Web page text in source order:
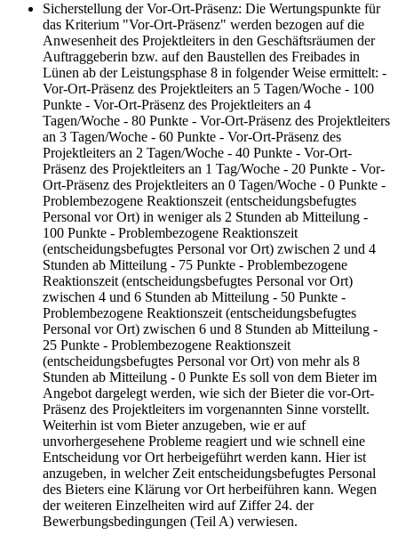
Sicherstellung der Vor-Ort-Präsenz: Die Wertungspunkte für
das Kriterium "Vor-Ort-Präsenz" werden bezogen auf die
Anwesenheit des Projektleiters in den Geschäftsräumen der
Auftraggeberin bzw. auf den Baustellen des Freibades in
Lünen ab der Leistungsphase 8 in folgender Weise ermittelt: -
Vor-Ort-Präsenz des Projektleiters an 5 Tagen/Woche - 100
Punkte - Vor-Ort-Präsenz des Projektleiters an 4
Tagen/Woche - 80 Punkte - Vor-Ort-Präsenz des Projektleiters
an 3 Tagen/Woche - 60 Punkte - Vor-Ort-Präsenz des
Projektleiters an 2 Tagen/Woche - 40 Punkte - Vor-Ort-
Präsenz des Projektleiters an 1 Tag/Woche - 20 Punkte - Vor-
Ort-Präsenz des Projektleiters an 0 Tagen/Woche - 0 Punkte -
Problembezogene Reaktionszeit (entscheidungsbefugtes
Personal vor Ort) in weniger als 2 Stunden ab Mitteilung -
100 Punkte - Problembezogene Reaktionszeit
(entscheidungsbefugtes Personal vor Ort) zwischen 2 und 4
Stunden ab Mitteilung - 75 Punkte - Problembezogene
Reaktionszeit (entscheidungsbefugtes Personal vor Ort)
zwischen 4 und 6 Stunden ab Mitteilung - 50 Punkte -
Problembezogene Reaktionszeit (entscheidungsbefugtes
Personal vor Ort) zwischen 6 und 8 Stunden ab Mitteilung -
25 Punkte - Problembezogene Reaktionszeit
(entscheidungsbefugtes Personal vor Ort) von mehr als 8
Stunden ab Mitteilung - 0 Punkte Es soll von dem Bieter im
Angebot dargelegt werden, wie sich der Bieter die vor-Ort-
Präsenz des Projektleiters im vorgenannten Sinne vorstellt.
Weiterhin ist vom Bieter anzugeben, wie er auf
unvorhergesehene Probleme reagiert und wie schnell eine
Entscheidung vor Ort herbeigeführt werden kann. Hier ist
anzugeben, in welcher Zeit entscheidungsbefugtes Personal
des Bieters eine Klärung vor Ort herbeiführen kann. Wegen
der weiteren Einzelheiten wird auf Ziffer 24. der
Bewerbungsbedingungen (Teil A) verwiesen.